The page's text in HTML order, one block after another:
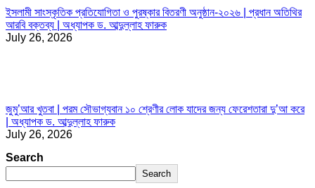
ইসলামী সাংস্কৃতিক প্রতিযোগিতা ও পুরষ্কার বিতরণী অনুষ্ঠান-২০২৬ | প্রধান অতিথির
আরবি বক্তব্য | অধ্যাপক ড. আব্দুল্লাহ ফারুক
July 26, 2026
জুমু’আর খুতবা | পরম সৌভাগ্যবান ১০ শ্রেণীর লোক যাদের জন্য ফেরেশতারা দু’আ করে
| অধ্যাপক ড. আব্দুল্লাহ ফারুক
July 26, 2026
Search
Search